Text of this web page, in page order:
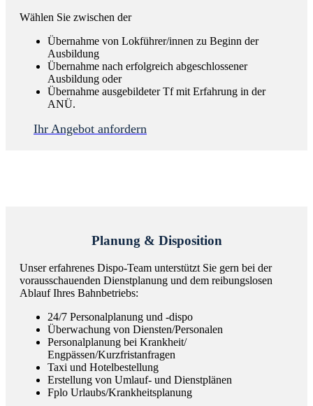
Wählen Sie zwischen der
Übernahme von Lokführer/innen zu Beginn der
Ausbildung
Übernahme nach erfolgreich abgeschlossener
Ausbildung oder
Übernahme ausgebildeter Tf mit Erfahrung in der
ANÜ.
Ihr Angebot anfordern
Planung & Disposition
Unser erfahrenes Dispo-Team unterstützt Sie gern bei der
vorausschauenden Dienstplanung und dem reibungslosen
Ablauf Ihres Bahnbetriebs:
24/7 Personalplanung und -dispo
Überwachung von Diensten/Personalen
Personalplanung bei Krankheit/
Engpässen/Kurzfristanfragen
Taxi und Hotelbestellung
Erstellung von Umlauf- und Dienstplänen
Fplo Urlaubs/Krankheitsplanung